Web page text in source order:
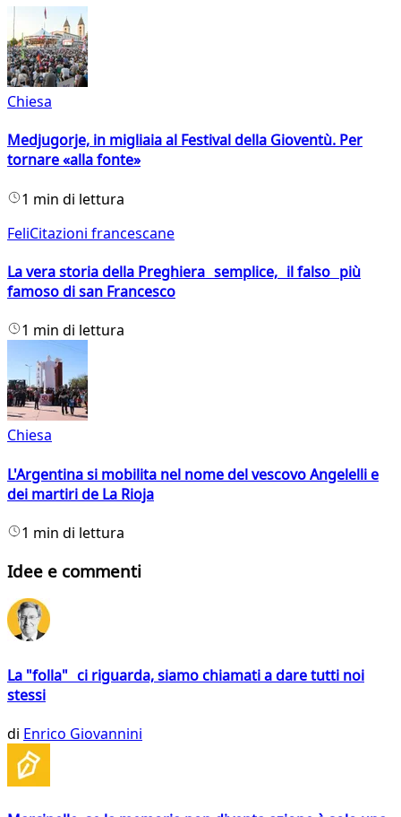
Chiesa
Medjugorje, in migliaia al Festival della Gioventù. Per
tornare «alla fonte»
1 min di lettura
FeliCitazioni francescane
La vera storia della Preghiera semplice, il falso più
famoso di san Francesco
1 min di lettura
Chiesa
L'Argentina si mobilita nel nome del vescovo Angelelli e
dei martiri de La Rioja
1 min di lettura
Idee e commenti
La "folla" ci riguarda, siamo chiamati a dare tutti noi
stessi
di Enrico Giovannini